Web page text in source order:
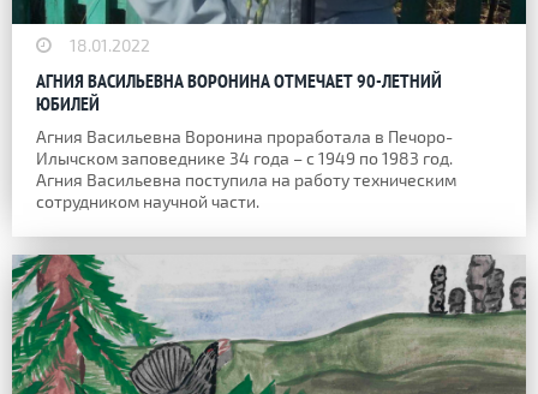
18.01.2022
АГНИЯ ВАСИЛЬЕВНА ВОРОНИНА ОТМЕЧАЕТ 90-ЛЕТНИЙ
ЮБИЛЕЙ
Агния Васильевна Воронина проработала в Печоро-
Илычском заповеднике 34 года – с 1949 по 1983 год.
Агния Васильевна поступила на работу техническим
сотрудником научной части.